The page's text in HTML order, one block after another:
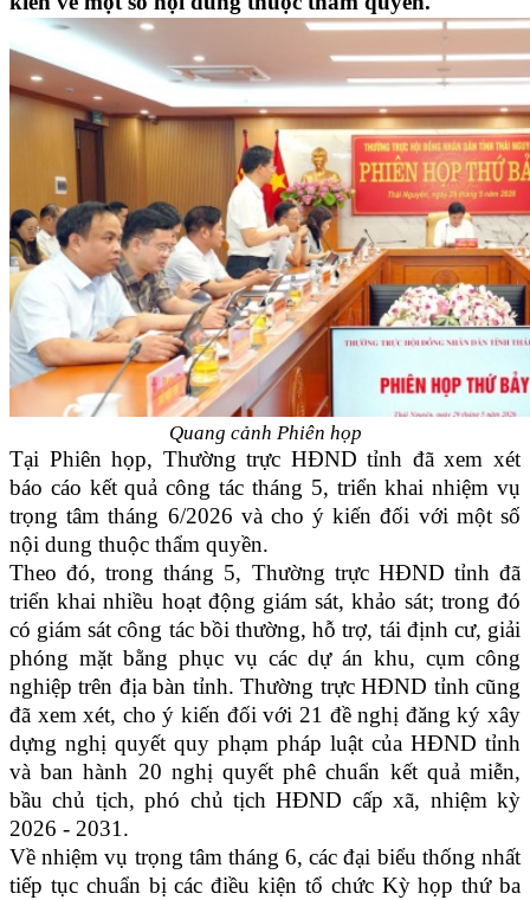
Quang cảnh Phiên họp
Tại Phiên họp, Thường trực HĐND tỉnh đã xem xét
báo cáo kết quả công tác tháng 5, triển khai nhiệm vụ
trọng tâm tháng 6/2026 và cho ý kiến đối với một số
nội dung thuộc thẩm quyền.
Theo đó, trong tháng 5, Thường trực HĐND tỉnh đã
triển khai nhiều hoạt động giám sát, khảo sát; trong đó
có giám sát công tác bồi thường, hỗ trợ, tái định cư, giải
phóng mặt bằng phục vụ các dự án khu, cụm công
nghiệp trên địa bàn tỉnh. Thường trực HĐND tỉnh cũng
đã xem xét, cho ý kiến đối với 21 đề nghị đăng ký xây
dựng nghị quyết quy phạm pháp luật của HĐND tỉnh
và ban hành 20 nghị quyết phê chuẩn kết quả miễn,
bầu chủ tịch, phó chủ tịch HĐND cấp xã, nhiệm kỳ
2026 - 2031.
Về nhiệm vụ trọng tâm tháng 6, các đại biểu thống nhất
tiếp tục chuẩn bị các điều kiện tổ chức Kỳ họp thứ ba